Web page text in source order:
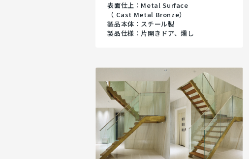
表面仕上：Metal Surface
（ Cast Metal Bronze）
製品本体：スチール製
製品仕様：片開きドア、燻し